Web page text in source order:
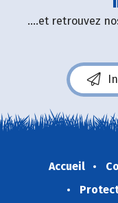
....et retrouvez
Accueil